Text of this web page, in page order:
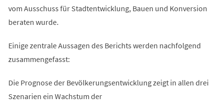
vom Ausschuss für Stadtentwicklung, Bauen und Konversion
beraten wurde.
Einige zentrale Aussagen des Berichts werden nachfolgend
zusammengefasst:
Die Prognose der Bevölkerungsentwicklung zeigt in allen drei
Szenarien ein Wachstum der